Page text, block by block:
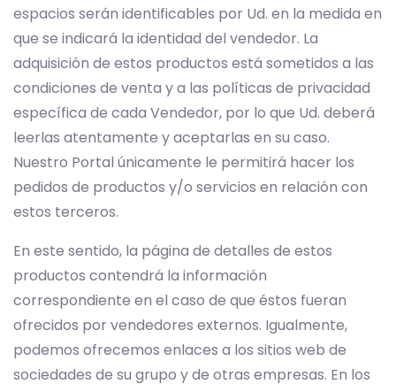
espacios serán identificables por Ud. en la medida en
que se indicará la identidad del vendedor. La
adquisición de estos productos está sometidos a las
condiciones de venta y a las políticas de privacidad
específica de cada Vendedor, por lo que Ud. deberá
leerlas atentamente y aceptarlas en su caso.
Nuestro Portal únicamente le permitirá hacer los
pedidos de productos y/o servicios en relación con
estos terceros.
En este sentido, la página de detalles de estos
productos contendrá la información
correspondiente en el caso de que éstos fueran
ofrecidos por vendedores externos. Igualmente,
podemos ofrecemos enlaces a los sitios web de
sociedades de su grupo y de otras empresas. En los